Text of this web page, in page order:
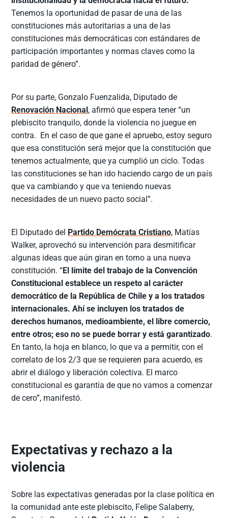
Tenemos la oportunidad de pasar de una de las
constituciones más autoritarias a una de las
constituciones más democráticas con estándares de
participación importantes y normas claves como la
paridad de género”.
Por su parte, Gonzalo Fuenzalida, Diputado de
Renovación Nacional, afirmó que espera tener “un
plebiscito tranquilo, donde la violencia no juegue en
contra. En el caso de que gane el apruebo, estoy seguro
que esa constitución será mejor que la constitución que
tenemos actualmente, que ya cumplió un ciclo. Todas
las constituciones se han ido haciendo cargo de un país
que va cambiando y que va teniendo nuevas
necesidades de un nuevo pacto social”.
El Diputado del Partido Demócrata Cristiano, Matías
Walker, aprovechó su intervención para desmitificar
algunas ideas que aún giran en torno a una nueva
constitución. “El límite del trabajo de la Convención
Constitucional establece un respeto al carácter
democrático de la República de Chile y a los tratados
internacionales. Ahí se incluyen los tratados de
derechos humanos, medioambiente, el libre comercio,
entre otros; eso no se puede borrar y está garantizado.
En tanto, la hoja en blanco, lo que va a permitir, con el
correlato de los 2/3 que se requieren para acuerdo, es
abrir el diálogo y liberación colectiva. El marco
constitucional es garantía de que no vamos a comenzar
de cero”, manifestó.
Expectativas y rechazo a la
violencia
Sobre las expectativas generadas por la clase política en
la comunidad ante este plebiscito, Felipe Salaberry,